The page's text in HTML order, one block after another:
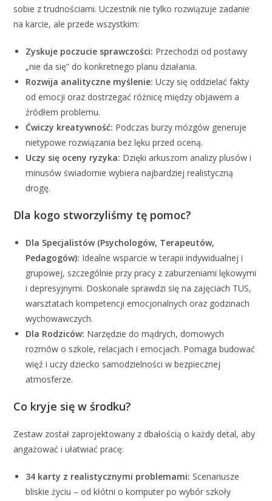
sobie z trudnościami. Uczestnik nie tylko rozwiązuje zadanie
na karcie, ale przede wszystkim:
Zyskuje poczucie sprawczości: Przechodzi od postawy
„nie da się” do konkretnego planu działania.
Rozwija analityczne myślenie: Uczy się oddzielać fakty
od emocji oraz dostrzegać różnicę między objawem a
źródłem problemu.
Ćwiczy kreatywność: Podczas burzy mózgów generuje
nietypowe rozwiązania bez lęku przed oceną.
Uczy się oceny ryzyka: Dzięki arkuszom analizy plusów i
minusów świadomie wybiera najbardziej realistyczną
drogę.
Dla kogo stworzyliśmy tę pomoc?
Dla Specjalistów (Psychologów, Terapeutów,
Pedagogów): Idealne wsparcie w terapii indywidualnej i
grupowej, szczególnie przy pracy z zaburzeniami lękowymi
i depresyjnymi. Doskonale sprawdzi się na zajęciach TUS,
warsztatach kompetencji emocjonalnych oraz godzinach
wychowawczych.
Dla Rodziców: Narzędzie do mądrych, domowych
rozmów o szkole, relacjach i emocjach. Pomaga budować
więź i uczy dziecko samodzielności w bezpiecznej
atmosferze.
Co kryje się w środku?
Zestaw został zaprojektowany z dbałością o każdy detal, aby
angażować i ułatwiać pracę:
34 karty z realistycznymi problemami: Scenariusze
bliskie życiu – od kłótni o komputer po wybór szkoły